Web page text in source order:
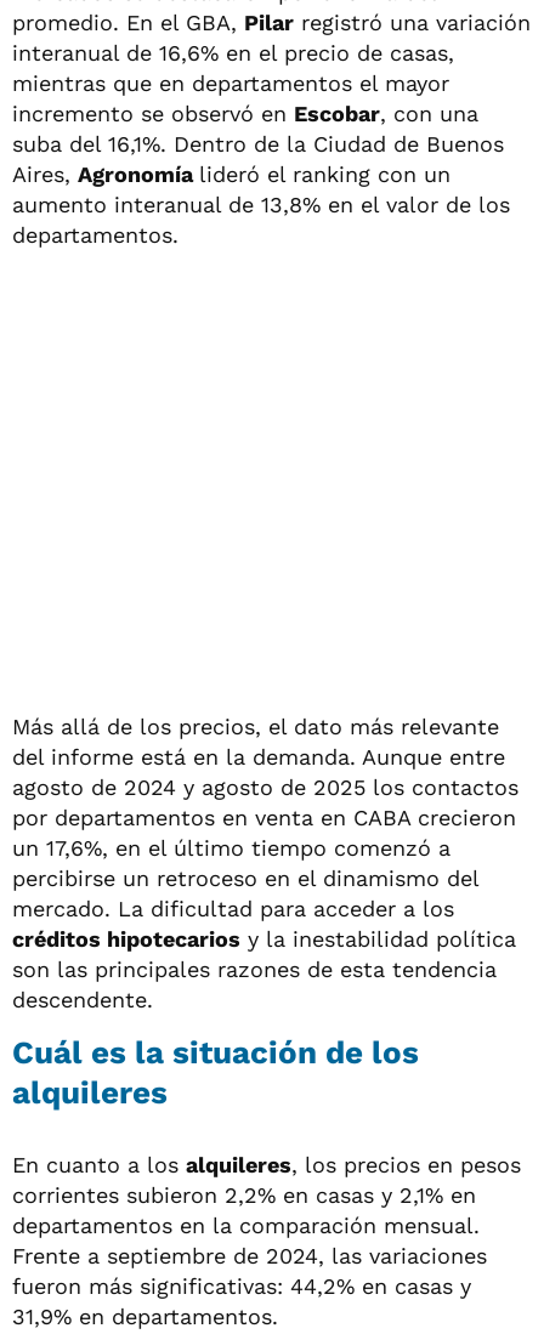
promedio. En el GBA, Pilar registró una variación
interanual de 16,6% en el precio de casas,
mientras que en departamentos el mayor
incremento se observó en Escobar, con una
suba del 16,1%. Dentro de la Ciudad de Buenos
Aires, Agronomía lideró el ranking con un
aumento interanual de 13,8% en el valor de los
departamentos.
Más allá de los precios, el dato más relevante
del informe está en la demanda. Aunque entre
agosto de 2024 y agosto de 2025 los contactos
por departamentos en venta en CABA crecieron
un 17,6%, en el último tiempo comenzó a
percibirse un retroceso en el dinamismo del
mercado. La dificultad para acceder a los
créditos hipotecarios y la inestabilidad política
son las principales razones de esta tendencia
descendente.
Cuál es la situación de los
alquileres
En cuanto a los alquileres, los precios en pesos
corrientes subieron 2,2% en casas y 2,1% en
departamentos en la comparación mensual.
Frente a septiembre de 2024, las variaciones
fueron más significativas: 44,2% en casas y
31,9% en departamentos.